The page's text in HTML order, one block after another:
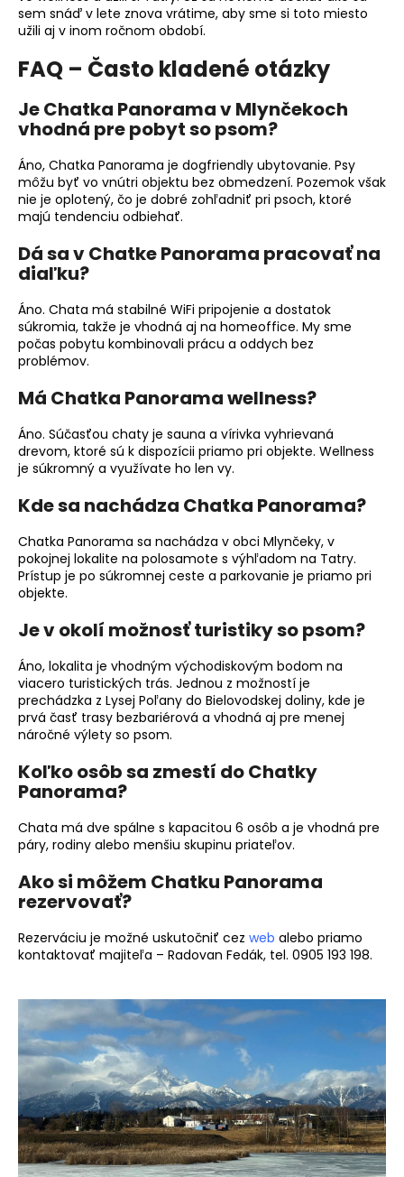
sem snáď v lete znova vrátime, aby sme si toto miesto
užili aj v inom ročnom období.
FAQ – Často kladené otázky
Je Chatka Panorama v Mlynčekoch
vhodná pre pobyt so psom?
Áno, Chatka Panorama je dogfriendly ubytovanie. Psy
môžu byť vo vnútri objektu bez obmedzení. Pozemok však
nie je oplotený, čo je dobré zohľadniť pri psoch, ktoré
majú tendenciu odbiehať.
Dá sa v Chatke Panorama pracovať na
diaľku?
Áno. Chata má stabilné WiFi pripojenie a dostatok
súkromia, takže je vhodná aj na homeoffice. My sme
počas pobytu kombinovali prácu a oddych bez
problémov.
Má Chatka Panorama wellness?
Áno. Súčasťou chaty je sauna a vírivka vyhrievaná
drevom, ktoré sú k dispozícii priamo pri objekte. Wellness
je súkromný a využívate ho len vy.
Kde sa nachádza Chatka Panorama?
Chatka Panorama sa nachádza v obci Mlynčeky, v
pokojnej lokalite na polosamote s výhľadom na Tatry.
Prístup je po súkromnej ceste a parkovanie je priamo pri
objekte.
Je v okolí možnosť turistiky so psom?
Áno, lokalita je vhodným východiskovým bodom na
viacero turistických trás. Jednou z možností je
prechádzka z Lysej Poľany do Bielovodskej doliny, kde je
prvá časť trasy bezbariérová a vhodná aj pre menej
náročné výlety so psom.
Koľko osôb sa zmestí do Chatky
Panorama?
Chata má dve spálne s kapacitou 6 osôb a je vhodná pre
páry, rodiny alebo menšiu skupinu priateľov.
Ako si môžem Chatku Panorama
rezervovať?
Rezerváciu je možné uskutočniť cez web alebo priamo
kontaktovať majiteľa – Radovan Fedák, tel. 0905 193 198.